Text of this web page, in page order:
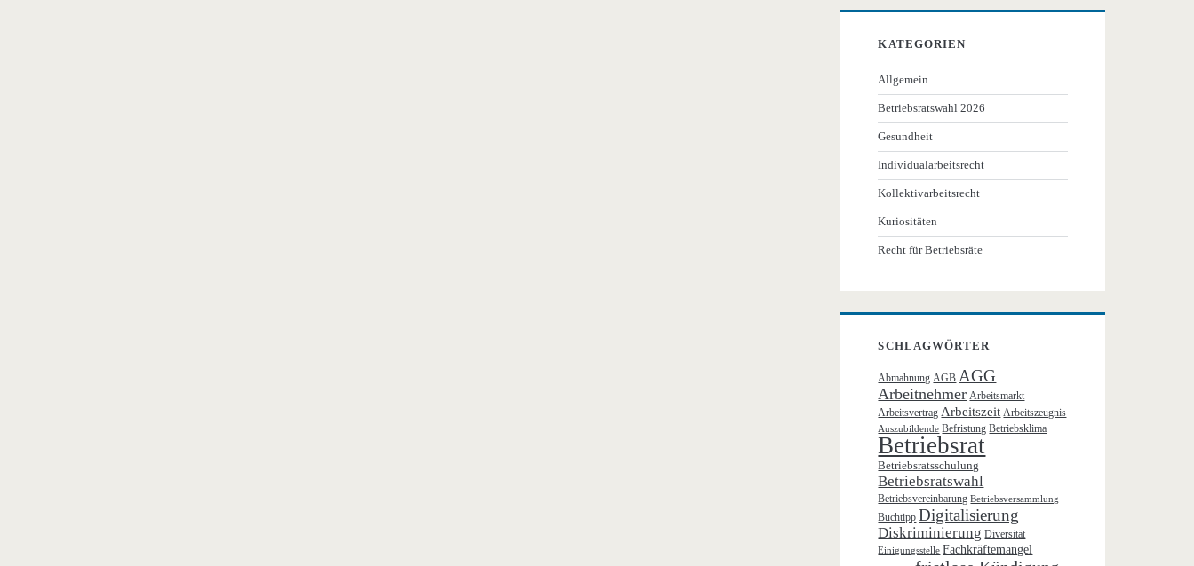
KATEGORIEN
Allgemein
Betriebsratswahl 2026
Gesundheit
Individualarbeitsrecht
Kollektivarbeitsrecht
Kuriositäten
Recht für Betriebsräte
SCHLAGWÖRTER
Abmahnung AGB AGG
Arbeitnehmer Arbeitsmarkt
Arbeitsvertrag Arbeitszeit Arbeitszeugnis
Auszubildende Befristung Betriebsklima
Betriebsrat
Betriebsratsschulung
Betriebsratswahl
Betriebsvereinbarung Betriebsversammlung
Buchtipp Digitalisierung
Diskriminierung Diversität
Einigungsstelle Fachkräftemangel